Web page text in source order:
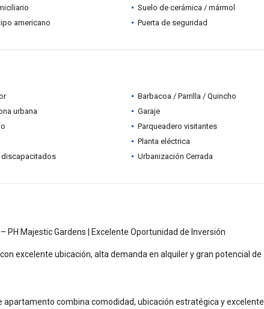
Suelo de cerámica / mármol
americano Puerta de seguridad
Barbacoa / Parrilla / Quincho
urbana
Garaje
Parqueadero visitantes
Planta eléctrica
Urbanización Cerrada
Majestic Gardens | Excelente Oportunidad de Inversión
con excelente ubicación, alta demanda en alquiler y gran potencial de
apartamento combina comodidad, ubicación estratégica y excelente